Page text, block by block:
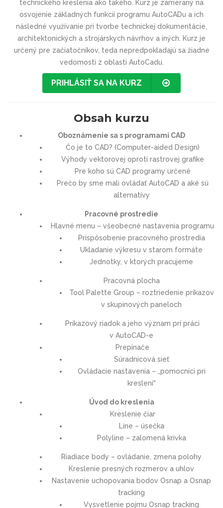
technického kreslenia ako takého. Kurz je zameraný na
osvojenie základných funkcií programu AutoCADu a ich
následné využívanie pri tvorbe technickej dokumentácie,
architektonických a strojárskych návrhov a iných. Kurz je
určený pre začiatočníkov, teda nepredpokladajú sa žiadne
vedomosti z oblasti AutoCadu.
PRIHLÁSIŤ SA NA KURZ
Obsah kurzu
Oboznámenie sa s programami CAD
Čo je to CAD? (Computer-aided Design)
Výhody vektorovej oproti rastrovej grafike
Pre koho sú CAD programy určené
Prečo by sme mali ovládať AutoCAD a aké sú
alternatívy
Pracovné prostredie
Hlavné menu – všeobecné nastavenia programu
Prispôsobenie pracovného prostredia
Ukladanie výkresu v starom formáte
Jednotky, v ktorých pracujeme
Pracovná plocha
Tool Palette Group – roztriedenie príkazov
v skupinových paneloch
Príkazový riadok a jeho význam pri práci
v AutoCAD-e
Prepínače
Súradnicová sieť
Ovládacie nastavenia – „pomocníci pri
kreslení“
Úvod do kreslenia
Kreslenie čiar
Line – úsečka
Polyline – zalomená krivka
Riadiace body – ovládanie, zmena polohy
Kreslenie presných rozmerov a uhlov
Nastavenie uchopovania bodov Osnap a Osnap
tracking
Vysvetlenie pojmu Osnap tracking